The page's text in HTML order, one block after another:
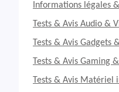
Informations légales
Tests & Avis Audio &
Tests & Avis Gadgets
Tests & Avis Gaming
Tests & Avis